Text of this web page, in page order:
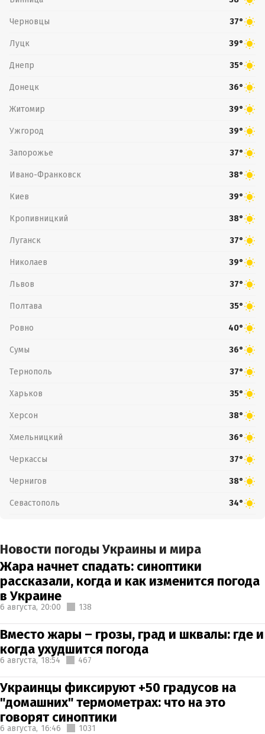
Черновцы 37°
Луцк 39°
Днепр 35°
Донецк 36°
Житомир 39°
Ужгород 39°
Запорожье 37°
Ивано-Франковск 38°
Киев 39°
Кропивницкий 38°
Луганск 37°
Николаев 39°
Львов 37°
Полтава 35°
Ровно 40°
Сумы 36°
Тернополь 37°
Харьков 35°
Херсон 38°
Хмельницкий 36°
Черкассы 37°
Чернигов 38°
Севастополь 34°
Новости погоды Украины и мира
Жара начнет спадать: синоптики
рассказали, когда и как изменится погода
в Украине
6 августа, 20:00 138
Вместо жары – грозы, град и шквалы: где и
когда ухудшится погода
6 августа, 18:54 467
Украинцы фиксируют +50 градусов на
"домашних" термометрах: что на это
говорят синоптики
6 августа, 16:46 1031